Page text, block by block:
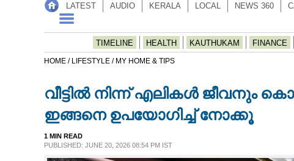
NEWS 360
CASE DIARY
LATEST AUDIO KERALA LOCAL NEWS 360
TIMELINE HEALTH KAUTHUKAM FINANCE
HOME / LIFESTYLE / MY HOME & TIPS
വീട്ടിൽ നിന്ന് എലികൾ ജീവനും
ഇങ്ങനെ ഉപയോഗിച്ച് നോക്കൂ
1 MIN READ
PUBLISHED: JUNE 20, 2026 08:54 PM IST